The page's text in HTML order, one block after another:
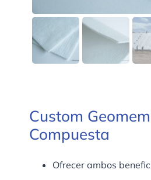
Custom
Compuesta
Ofrecer ambos